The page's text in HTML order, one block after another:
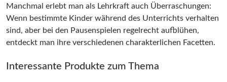
Manchmal erlebt man als Lehrkraft auch Überraschungen:
Wenn bestimmte Kinder während des Unterrichts verhalten
sind, aber bei den Pausenspielen regelrecht aufblühen,
entdeckt man ihre verschiedenen charakterlichen Facetten.
Interessante Produkte zum Thema